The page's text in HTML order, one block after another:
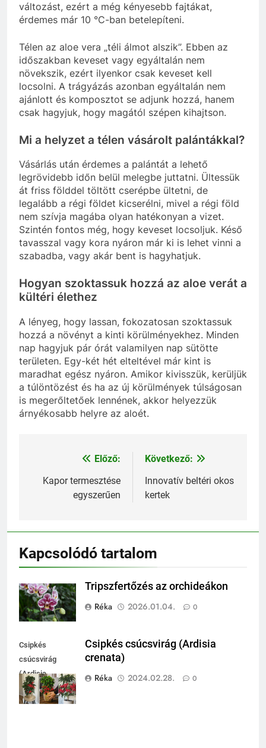
változást, ezért a még kényesebb fajtákat,
érdemes már 10 °C-ban betelepíteni.
Télen az aloe vera „téli álmot alszik”. Ebben az
időszakban keveset vagy egyáltalán nem
növekszik, ezért ilyenkor csak keveset kell
locsolni. A trágyázás azonban egyáltalán nem
ajánlott és komposztot se adjunk hozzá, hanem
csak hagyjuk, hogy magától szépen kihajtson.
Mi a helyzet a télen vásárolt palántákkal?
Vásárlás után érdemes a palántát a lehető
legrövidebb időn belül melegbe juttatni. Ültessük
át friss földdel töltött cserépbe ültetni, de
legalább a régi földet kicserélni, mivel a régi föld
nem szívja magába olyan hatékonyan a vizet.
Szintén fontos még, hogy keveset locsoljuk. Késő
tavasszal vagy kora nyáron már ki is lehet vinni a
szabadba, vagy akár bent is hagyhatjuk.
Hogyan szoktassuk hozzá az aloe verát a
kültéri élethez
A lényeg, hogy lassan, fokozatosan szoktassuk
hozzá a növényt a kinti körülményekhez. Minden
nap hagyjuk pár órát valamilyen nap sütötte
területen. Egy-két hét elteltével már kint is
maradhat egész nyáron. Amikor kivisszük, kerüljük
a túlöntözést és ha az új körülmények túlságosan
is megerőltetőek lennének, akkor helyezzük
árnyékosabb helyre az aloét.
Bejegyzés
navigáció
Előző:
Kapor termesztése
egyszerűen
Következő:
Innovatív beltéri okos
kertek
Kapcsolódó tartalom
Tripszfertőzés az orchideákon
Réka
2026.01.04. 0
Csipkés
csúcsvirág
(Ardisia
crenata)
Csipkés csúcsvirág (Ardisia
crenata)
Réka
2024.02.28. 0